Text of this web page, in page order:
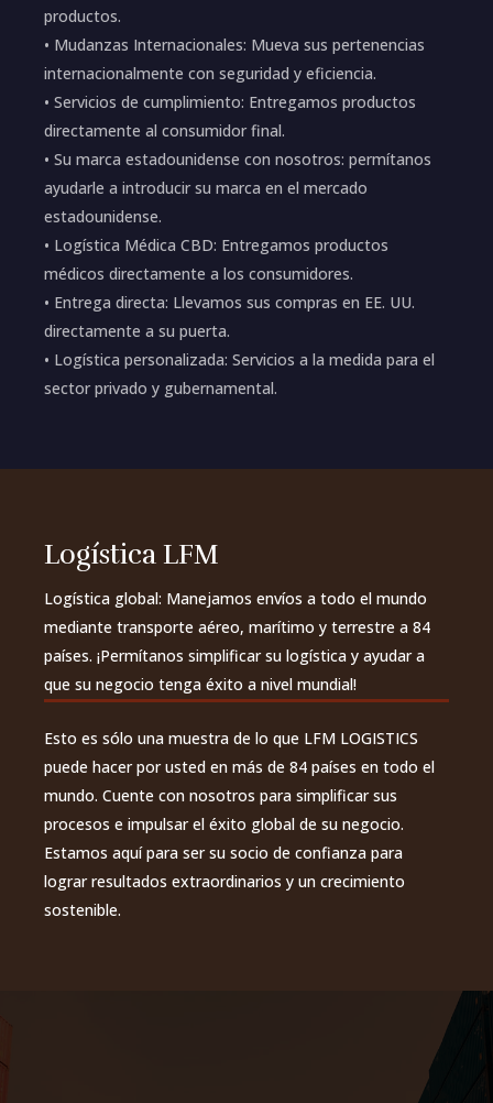
productos.
• Mudanzas Internacionales: Mueva sus pertenencias
internacionalmente con seguridad y eficiencia.
• Servicios de cumplimiento: Entregamos productos
directamente al consumidor final.
• Su marca estadounidense con nosotros: permítanos
ayudarle a introducir su marca en el mercado
estadounidense.
• Logística Médica CBD: Entregamos productos
médicos directamente a los consumidores.
• Entrega directa: Llevamos sus compras en EE. UU.
directamente a su puerta.
• Logística personalizada: Servicios a la medida para el
sector privado y gubernamental.
Logística LFM
Logística global: Manejamos envíos a todo el mundo
mediante transporte aéreo, marítimo y terrestre a 84
países. ¡Permítanos simplificar su logística y ayudar a
que su negocio tenga éxito a nivel mundial!
Esto es sólo una muestra de lo que LFM LOGISTICS
puede hacer por usted en más de 84 países en todo el
mundo. Cuente con nosotros para simplificar sus
procesos e impulsar el éxito global de su negocio.
Estamos aquí para ser su socio de confianza para
lograr resultados extraordinarios y un crecimiento
sostenible.